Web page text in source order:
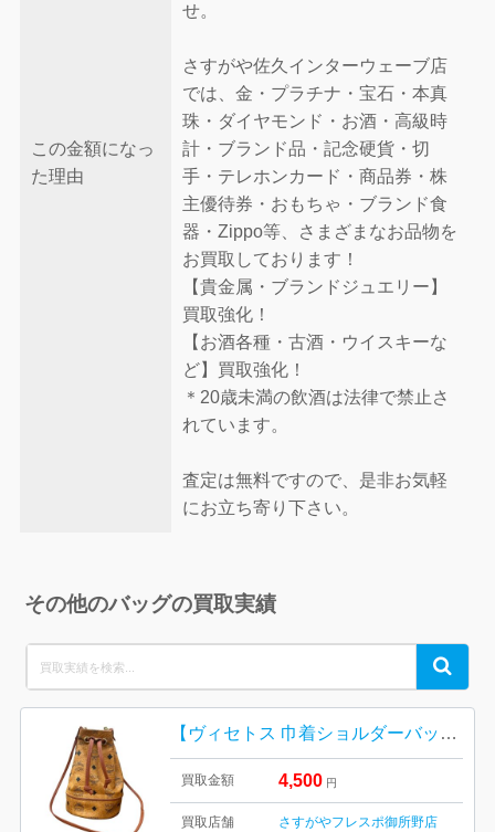
この金額になっ
た理由
せ。
さすがや佐久インターウェーブ店
では、金・プラチナ・宝石・本真
珠・ダイヤモンド・お酒・高級時
計・ブランド品・記念硬貨・切
手・テレホンカード・商品券・株
主優待券・おもちゃ・ブランド食
器・Zippo等、さまざまなお品物を
お買取しております！
【貴金属・ブランドジュエリー】
買取強化！
【お酒各種・古酒・ウイスキーな
ど】買取強化！
＊20歳未満の飲酒は法律で禁止さ
れています。
査定は無料ですので、是非お気軽
にお立ち寄り下さい。
その他のバッグの買取実績
for:
Search
【ヴィセトス 巾着ショルダーバッグ】MCM 【Bランク】
買取金額 4,500 円
買取店舗 さすがやフレスポ御所野店